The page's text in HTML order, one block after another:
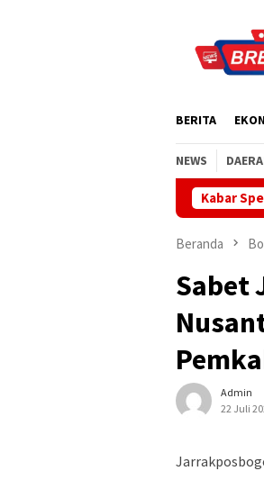
BERITA
NEWS
Kabar
Semangat Nasionalisme di Tabanan
Beranda
Sabet
Admin
22 Juli